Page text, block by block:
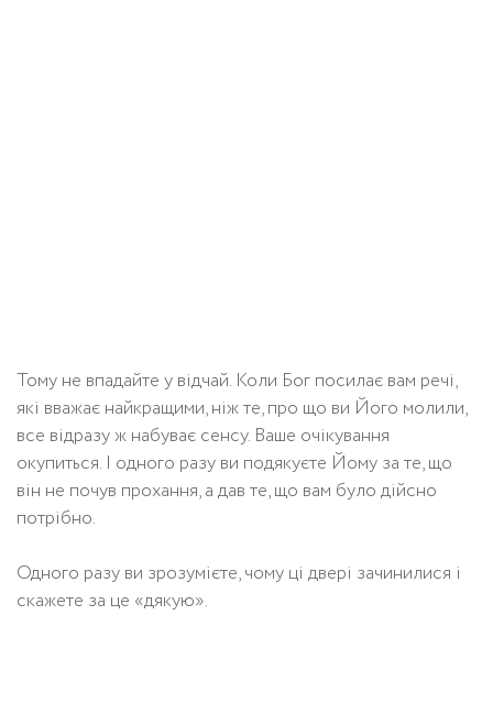
Тому не впадайте у відчай. Коли Бог посилає вам речі,
які вважає найкращими, ніж те, про що ви Його молили,
все відразу ж набуває сенсу. Ваше очікування
окупиться. І одного разу ви подякуєте Йому за те, що
він не почув прохання, а дав те, що вам було дійсно
потрібно.
Одного разу ви зрозумієте, чому ці двері зачинилися і
скажете за це «дякую».